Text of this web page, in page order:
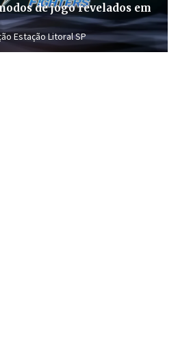
de jogo revelados em
Estação Litoral SP